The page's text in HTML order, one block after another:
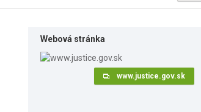
Webová stránka
www.justice.gov.sk